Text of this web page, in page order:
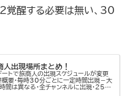
覚醒する必要は無い、30
人出現場所まとめ！
トで旅商人の出現スケジュールが変更
概要・毎時30分ごとに一定時間出現－大
間は異なる・全チャンネルに出現・25分